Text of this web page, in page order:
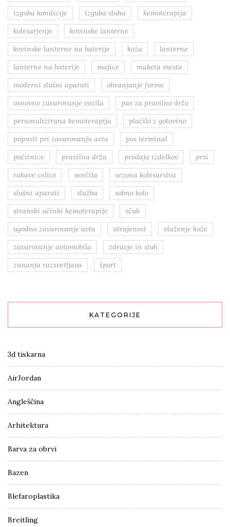
izguba kondicije
izguba sluha
kemoterapija
kolesarjenje
kovinske lanterne
kovinske lanterne na baterije
koža
lanterne
lanterne na baterije
majice
maketa mesta
moderni slušni aparati
ohranjanje forme
osnovno zavarovanje vozila
pas za pravilno držo
personalizirana kemoterapija
plačilo z gotovino
popusti pri zavarovanju avta
pos terminal
počitnice
pravilna drža prodaja izdelkov
prsi
rakave celice
senčila
sezona kolesarstva
slušni aparati
služba
sobno kolo
stranski učinki kemoterapije
sčuh
ugodno zavarovanje avta
utrujenost
vlaženje kože
zavarovanje avtomobila
zdravje in sluh
zunanja razsvetljava
šport
KATEGORIJE
3d tiskarna
AirJordan
Angleščina
Arhitektura
Barva za obrvi
Bazen
Blefaroplastika
Breitling